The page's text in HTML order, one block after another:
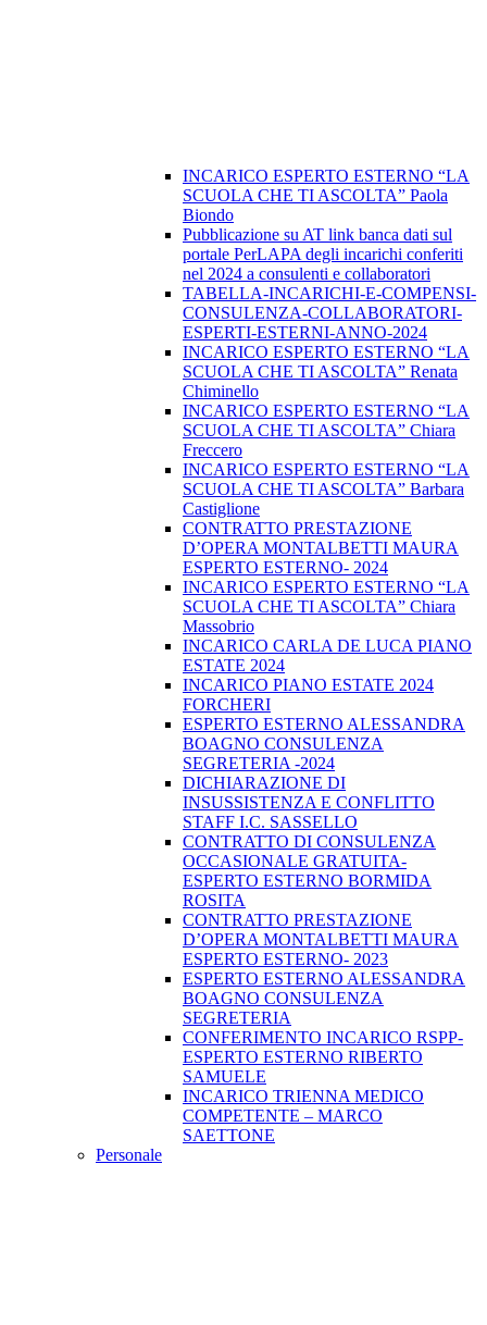
INCARICO ESPERTO ESTERNO “LA
SCUOLA CHE TI ASCOLTA” Paola
Biondo
Pubblicazione su AT link banca dati sul
portale PerLAPA degli incarichi conferiti
nel 2024 a consulenti e collaboratori
TABELLA-INCARICHI-E-COMPENSI-
CONSULENZA-COLLABORATORI-
ESPERTI-ESTERNI-ANNO-2024
INCARICO ESPERTO ESTERNO “LA
SCUOLA CHE TI ASCOLTA” Renata
Chiminello
INCARICO ESPERTO ESTERNO “LA
SCUOLA CHE TI ASCOLTA” Chiara
Freccero
INCARICO ESPERTO ESTERNO “LA
SCUOLA CHE TI ASCOLTA” Barbara
Castiglione
CONTRATTO PRESTAZIONE
D’OPERA MONTALBETTI MAURA
ESPERTO ESTERNO- 2024
INCARICO ESPERTO ESTERNO “LA
SCUOLA CHE TI ASCOLTA” Chiara
Massobrio
INCARICO CARLA DE LUCA PIANO
ESTATE 2024
INCARICO PIANO ESTATE 2024
FORCHERI
ESPERTO ESTERNO ALESSANDRA
BOAGNO CONSULENZA
SEGRETERIA -2024
DICHIARAZIONE DI
INSUSSISTENZA E CONFLITTO
STAFF I.C. SASSELLO
CONTRATTO DI CONSULENZA
OCCASIONALE GRATUITA-
ESPERTO ESTERNO BORMIDA
ROSITA
CONTRATTO PRESTAZIONE
D’OPERA MONTALBETTI MAURA
ESPERTO ESTERNO- 2023
ESPERTO ESTERNO ALESSANDRA
BOAGNO CONSULENZA
SEGRETERIA
CONFERIMENTO INCARICO RSPP-
ESPERTO ESTERNO RIBERTO
SAMUELE
INCARICO TRIENNA MEDICO
COMPETENTE – MARCO
SAETTONE
Personale